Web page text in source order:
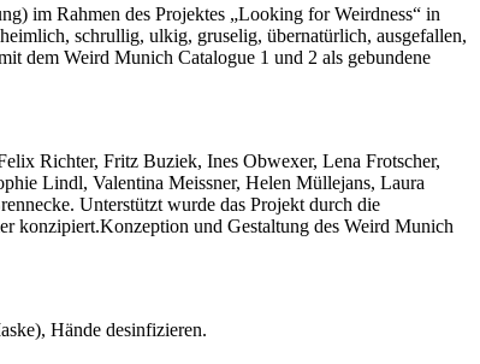
im Rahmen des Projektes „Looking for Weirdness“ in
schrullig, ulkig, gruselig, übernatürlich, ausgefallen,
dem Weird Munich Catalogue 1 und 2 als gebundene
Richter, Fritz Buziek, Ines Obwexer, Lena Frotscher,
Lindl, Valentina Meissner, Helen Müllejans, Laura
Unterstützt wurde das Projekt durch die
konzipiert.Konzeption und Gestaltung des Weird Munich
Hände desinfizieren.